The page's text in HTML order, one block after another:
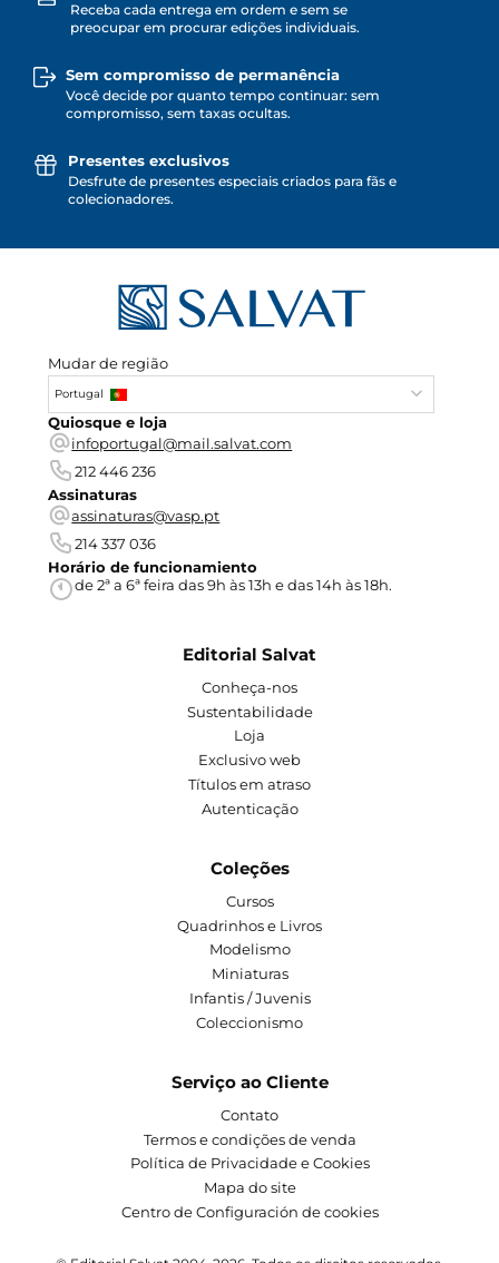
Receba cada entrega em ordem e sem se
preocupar em procurar edições individuais.
Sem compromisso de permanência
Você decide por quanto tempo continuar: sem
compromisso, sem taxas ocultas.
Presentes exclusivos
Desfrute de presentes especiais criados para fãs e
colecionadores.
Mudar de região
Portugal
Quiosque e loja
infoportugal@mail.salvat.com
212 446 236
Assinaturas
assinaturas@vasp.pt
214 337 036
Horário de funcionamiento
de 2ª a 6ª feira das 9h às 13h e das 14h às 18h.
Editorial Salvat
Conheça-nos
Sustentabilidade
Loja
Exclusivo web
Títulos em atraso
Autenticação
Coleções
Cursos
Quadrinhos e Livros
Modelismo
Miniaturas
Infantis / Juvenis
Coleccionismo
Serviço ao Cliente
Contato
Termos e condições de venda
Política de Privacidade e Cookies
Mapa do site
Centro de Configuración de cookies